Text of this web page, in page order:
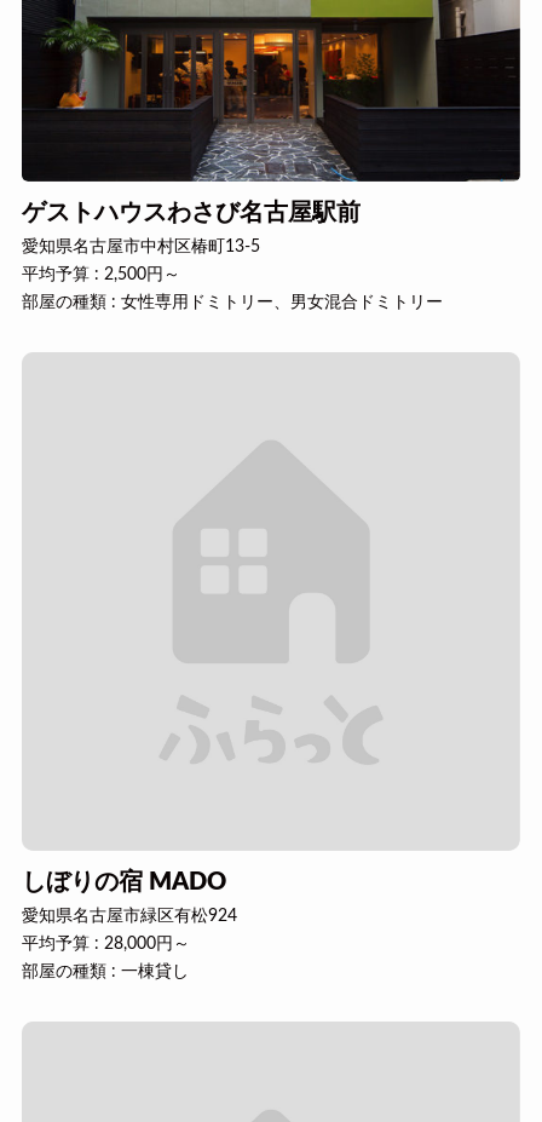
ゲストハウスわさび名古屋駅前
愛知県名古屋市中村区椿町13-5
平均予算 : 2,500円～
部屋の種類 : 女性専用ドミトリー、男女混合ドミトリー
しぼりの宿 MADO
愛知県名古屋市緑区有松924
平均予算 : 28,000円～
部屋の種類 : 一棟貸し